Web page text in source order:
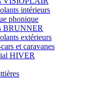
intérieurs
phonique
BRUNNER
extérieurs
et caravanes
HIVER